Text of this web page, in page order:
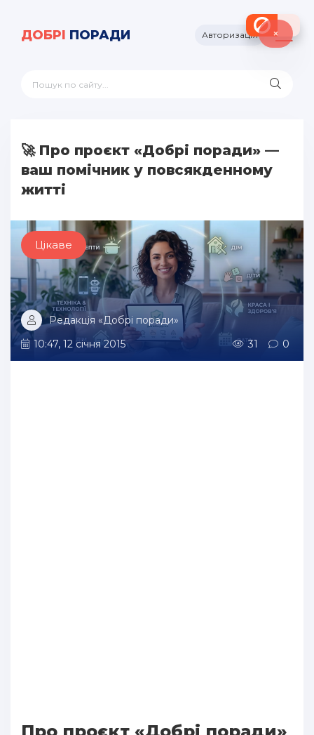
ДОБРІ ПОРАДИ Авторизація
🚀 Про проєкт «Добрі поради» —
ваш помічник у повсякденному
житті
Цікаве
Редакція «Добрі поради»
10:47, 12 січня 2015
31 0
×